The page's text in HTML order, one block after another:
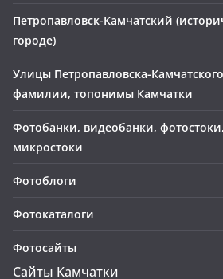
Петропавловск-Камчатский
городе)
Улицы Петропавловска-
фамилии, топонимы Камчатки
Фотобанки, видеобанки,
микростоки
Фотоблоги
Фотокаталоги
Фотосайты
Сайты Камчатки